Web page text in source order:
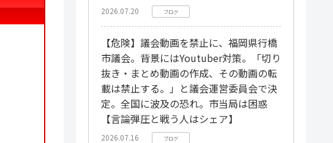
2026.07.20 ブログ
【危険】議会動画を禁止に、福岡県行橋
市議会。背景にはYoutuber対策。「切り
抜き・まとめ動画の作成、その動画の転
載は禁止する。」と議会運営委員会で決
定。全国に波及の恐れ。市当局は困惑
【言論弾圧と戦う人はシェア】
2026.07.16 ブログ